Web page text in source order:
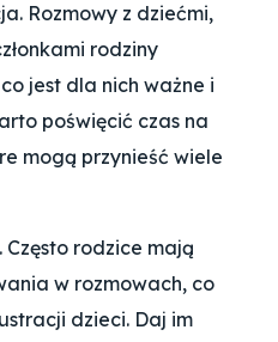
Rozmowy z dziećmi,
rodziny
jest dla nich ważne i
poświęcić czas na
mogą przynieść wiele
Często rodzice mają
w rozmowach, co
dzieci. Daj im